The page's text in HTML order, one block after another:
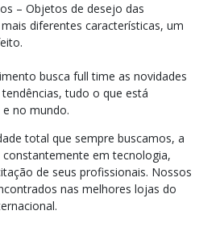
– Objetos de desejo das
diferentes características, um
busca full time as novidades
tudo o que está
no mundo.
total que sempre buscamos, a
constantemente em tecnologia,
de seus profissionais. Nossos
nas melhores lojas do